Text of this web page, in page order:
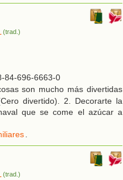
(trad.)
84-696-6663-0
son mucho más divertidas
divertido). 2. Decorarte la
que se come el azúcar a
.
(trad.)